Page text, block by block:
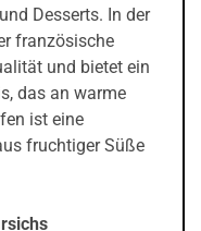
Desserts. In der
französische
und bietet ein
das an warme
ist eine
fruchtiger Süße